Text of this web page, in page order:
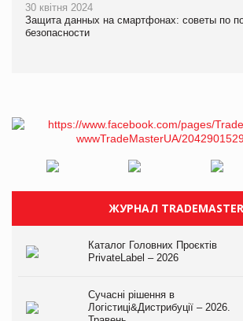
30 квітня 2024
Защита данных на смартфонах: советы по
безопасности
ЖУРНАЛ TRADEMASTER
Каталог Головних Проєктів
PrivateLabel – 2026
Сучасні рішення в
Логістиці&Дистрибуції – 2026.